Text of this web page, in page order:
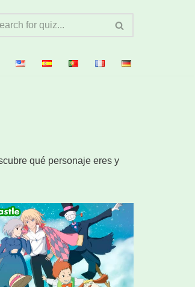
qué personaje eres y